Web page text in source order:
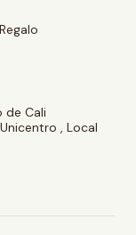
de Cali
, Local